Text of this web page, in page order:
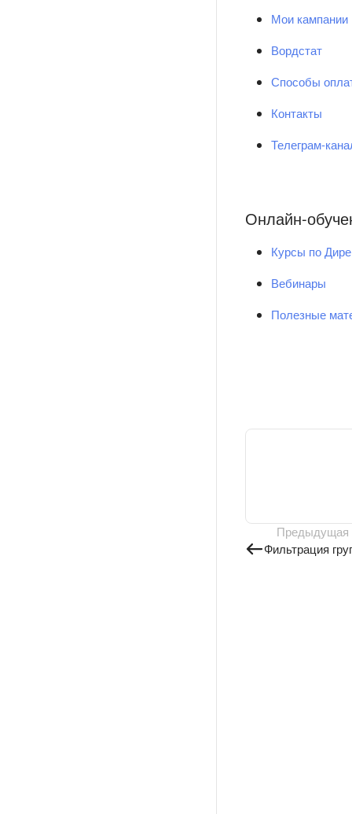
Мои кампании
Вордстат
Способы
Контакты
Телеграм-
Онлайн-
Курсы по
Вебинары
Полезные
Предыдущая
Фильтрация